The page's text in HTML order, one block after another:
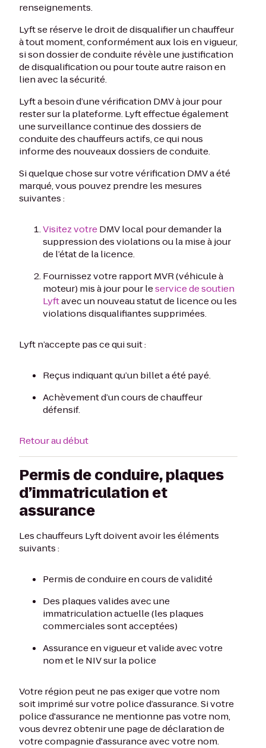
renseignements.
Lyft se réserve le droit de disqualifier un chauffeur
à tout moment, conformément aux lois en vigueur,
si son dossier de conduite révèle une justification
de disqualification ou pour toute autre raison en
lien avec la sécurité.
Lyft a besoin d’une vérification DMV à jour pour
rester sur la plateforme. Lyft effectue également
une surveillance continue des dossiers de
conduite des chauffeurs actifs, ce qui nous
informe des nouveaux dossiers de conduite.
Si quelque chose sur votre vérification DMV a été
marqué, vous pouvez prendre les mesures
suivantes :
Visitez votreDMV local pour demander la
suppression des violations ou la mise à jour
de l’état de la licence.
Fournissez votre rapport MVR (véhicule à
moteur) mis à jour pour leservice de soutien
Lyftavec un nouveau statut de licence ou les
violations disqualifiantes supprimées.
Lyft n’accepte pas ce qui suit :
Reçus indiquant qu’un billet a été payé.
Achèvement d’un cours de chauffeur
défensif.
Retour au début
Permis de conduire, plaques
d’immatriculation et
assurance
Les chauffeurs Lyft doivent avoir les éléments
suivants :
Permis de conduire en cours de validité
Des plaques valides avec une
immatriculation actuelle (les plaques
commerciales sont acceptées)
Assurance en vigueur et valide avec votre
nom et le NIV sur la police
Votre région peut ne pas exiger que votre nom
soit imprimé sur votre police d’assurance. Si votre
police d'assurance ne mentionne pas votre nom,
vous devrez obtenir une page de déclaration de
votre compagnie d'assurance avec votre nom.